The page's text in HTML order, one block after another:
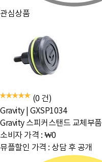
관심상품
(0 건)
Gravity
GXSP1034
Gravity 스피커스탠드 교체부품
소비자 가격 : ₩0
뮤플할인 가격 : 상담 후 공개